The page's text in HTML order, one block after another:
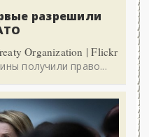
разрешили
Organization | Flickr
получили право...